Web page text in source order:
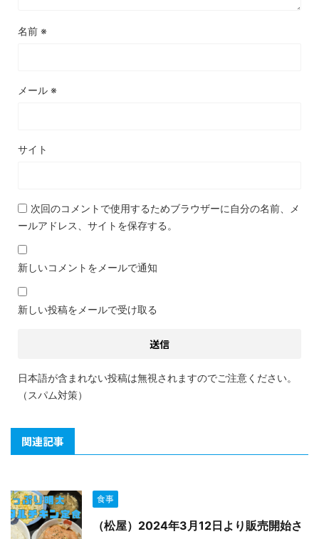
名前 ※
メール ※
サイト
次回のコメントで使用するためブラウザーに自分の名前、メ
ールアドレス、サイトを保存する。
新しいコメントをメールで通知
新しい投稿をメールで受け取る
日本語が含まれない投稿は無視されますのでご注意ください。
（スパム対策）
関連記事
食事
（松屋）2024年3月12日より販売開始さ